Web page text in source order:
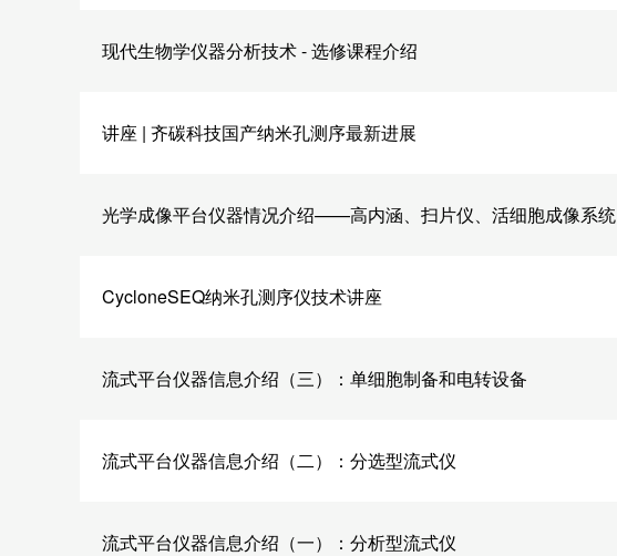
现代生物学仪器分析技术 - 选修课程介绍
讲座 | 齐碳科技国产纳米孔测序最新进展
光学成像平台仪器情况介绍——高内涵、扫片仪、活细胞成像系统
CycloneSEQ纳米孔测序仪技术讲座
流式平台仪器信息介绍（三）：单细胞制备和电转设备
流式平台仪器信息介绍（二）：分选型流式仪
流式平台仪器信息介绍（一）：分析型流式仪